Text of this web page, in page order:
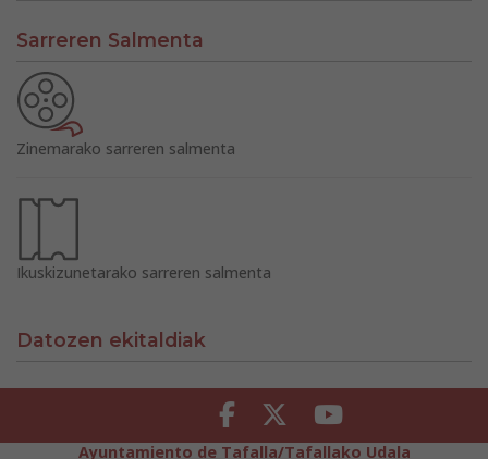
Sarreren Salmenta
Zinemarako sarreren salmenta
Ikuskizunetarako sarreren salmenta
Datozen ekitaldiak
Facebook Twitter Youtube
Ayuntamiento de Tafalla/Tafallako Udala